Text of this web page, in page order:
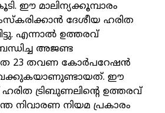
ഈ മാലിന്യക്കൂമ്പാരം
ദേശീയ ഹരിത
എന്നാല്‍ ഉത്തരവ്
അജണ്ട
23 തവണ കോര്‍പറേഷന്‍
ഈ
ട്രിബുണലിന്റെ ഉത്തരവ്
നിവാരണ നിയമ പ്രകാരം